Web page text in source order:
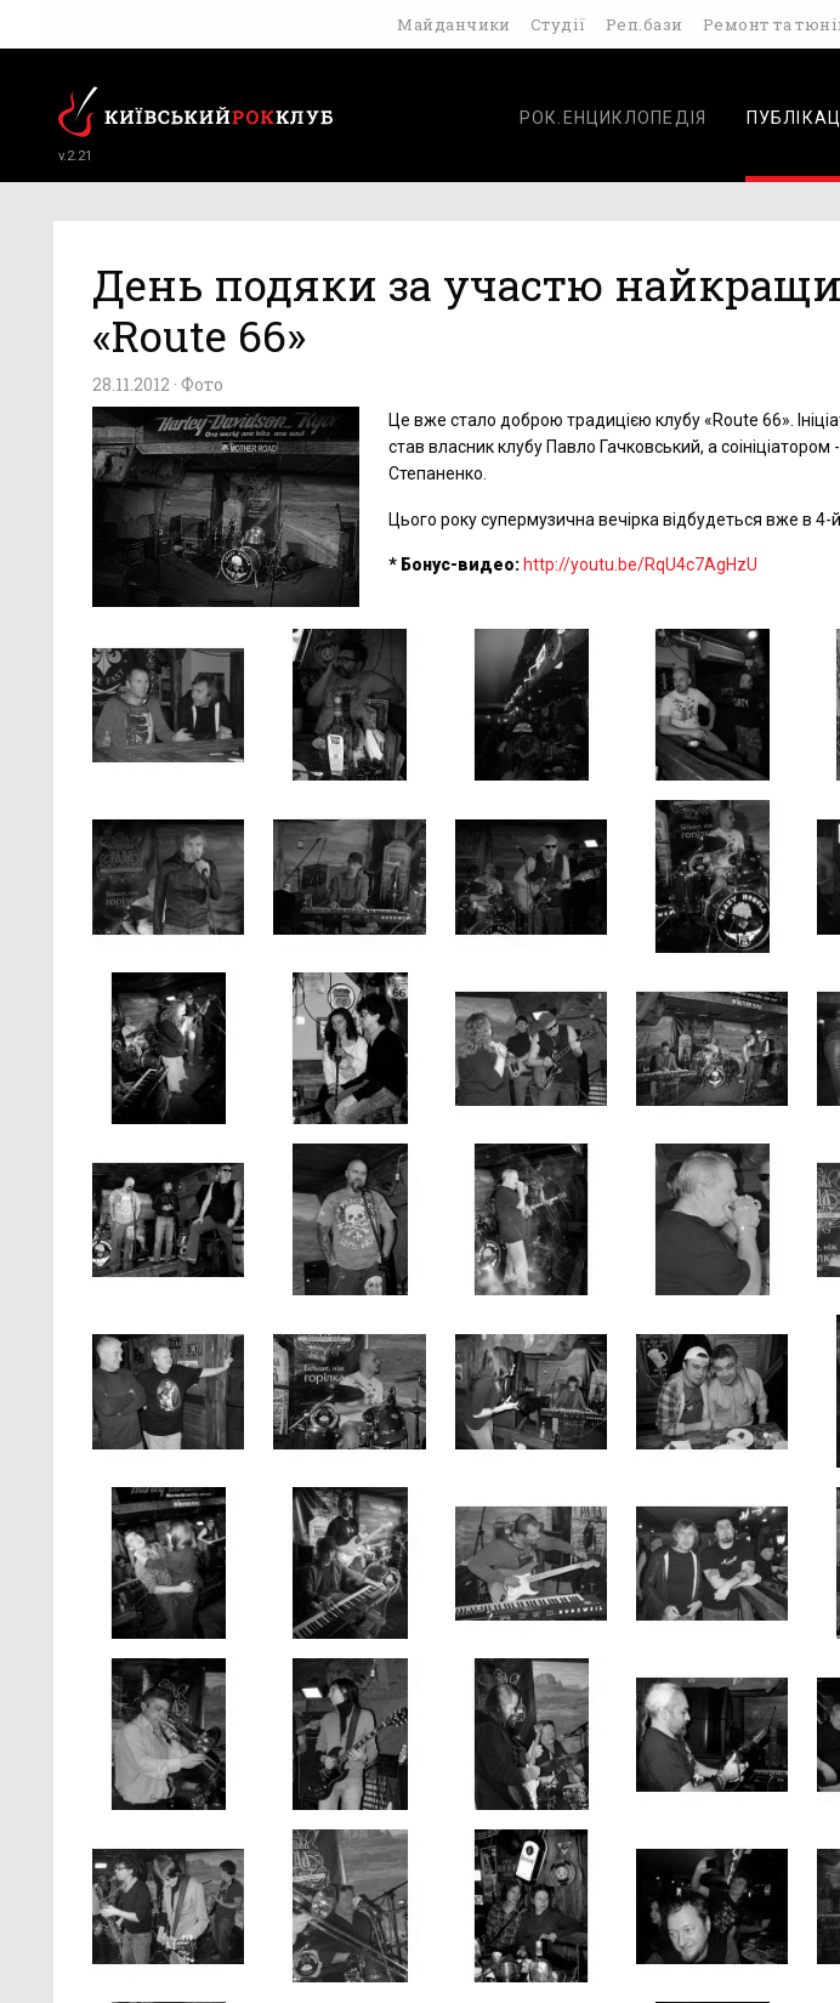
Майданчики Студії Реп.бази Ремонт та
v.2.21
РОК.ЕНЦИКЛОПЕДІЯ
День подяки за участю
«Route 66»
28.11.2012 · Фото
Це вже стало доброю традицією клубу «Route 66».
став власник клубу Павло Гачковський, а соініціатором
Степаненко.
Цього року супермузична вечірка відбудеться вже в 4-й
* Бонус-видео: http://youtu.be/RqU4c7AgHzU